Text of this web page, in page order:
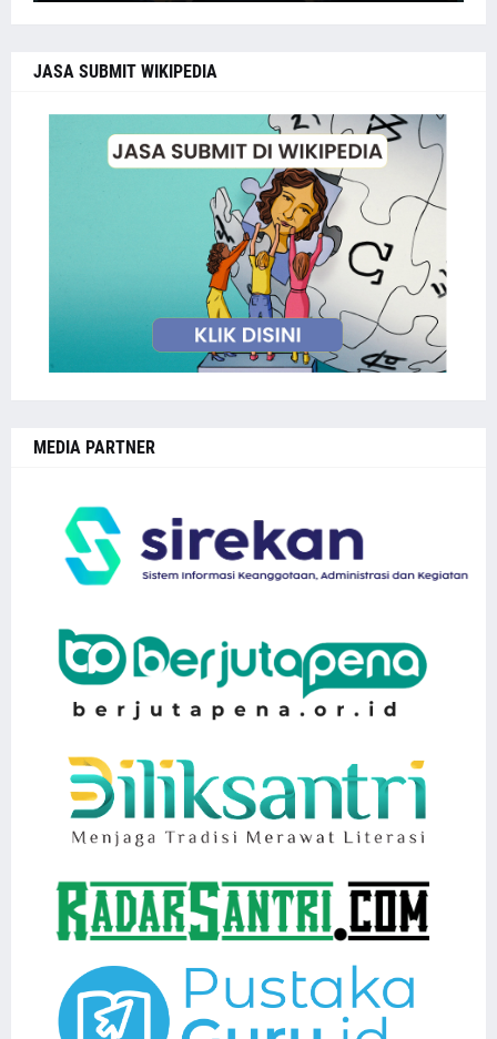
JASA SUBMIT WIKIPEDIA
MEDIA PARTNER